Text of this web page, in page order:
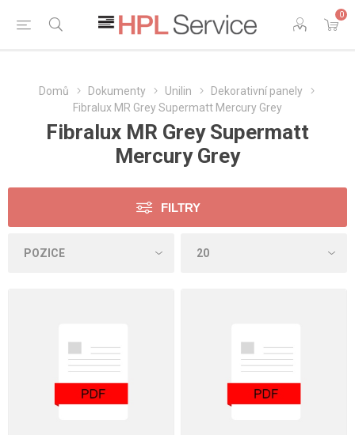
0
Domů Dokumenty Unilin
Dekorativní panely
Fibralux MR Grey Supermatt Mercury Grey
Fibralux MR Grey Supermatt
Mercury Grey
FILTRY